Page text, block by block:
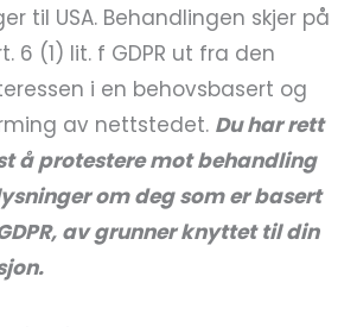
til USA. Behandlingen skjer på
6 (1) lit. f GDPR ut fra den
i en behovsbasert og
av nettstedet. Du har rett
å protestere mot behandling
om deg som er basert
av grunner knyttet til din